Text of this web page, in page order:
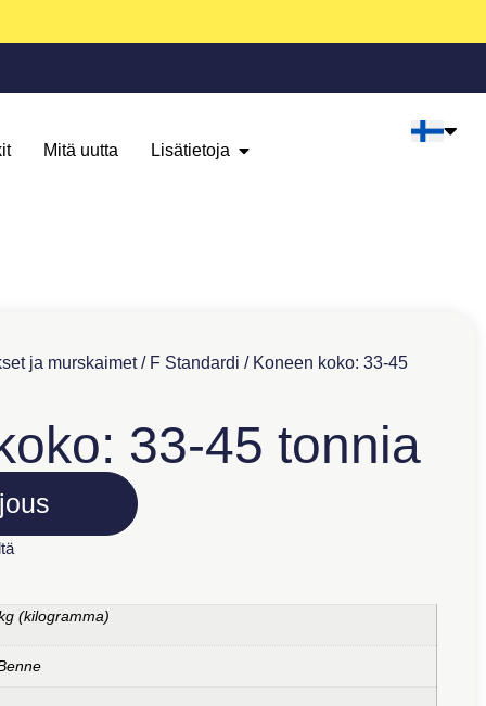
Mitä uutta Lisätietoja
ja murskaimet/ F Standardi / Koneen koko: 33-45
33-45 tonnia
(kilogramma)